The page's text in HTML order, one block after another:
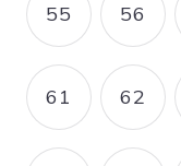
PAGE
55 PAGE
56
PAGE
61 PAGE
62